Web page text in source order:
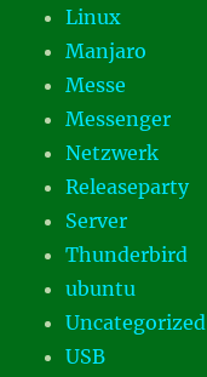
Linux
Manjaro
Messe
Messenger
Netzwerk
Releaseparty
Server
Thunderbird
ubuntu
Uncategorized
USB